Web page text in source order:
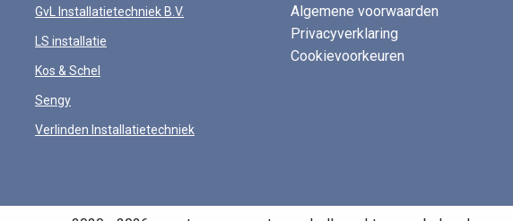
GvL Installatietechniek B.V.
LS installatie
Kos & Schel
Sengy
Verlinden Installatietechniek
Algemene voorwaarden
Privacyverklaring
Cookievoorkeuren